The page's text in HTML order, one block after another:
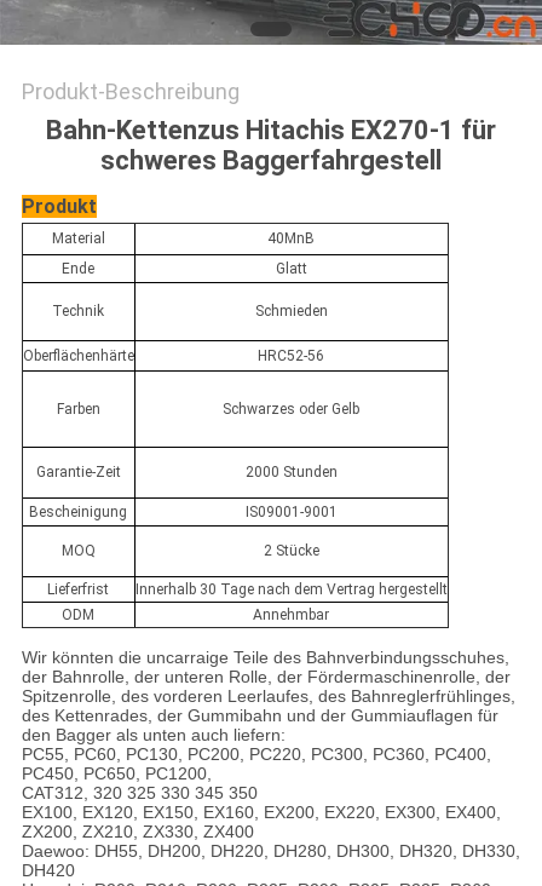
Produkt-Beschreibung
Bahn-Kettenzus Hitachis EX270-1 für
schweres Baggerfahrgestell
Produkt
Material
40MnB
Ende
Glatt
Technik Schmieden
Oberflächenhärte HRC52-56
Farben Schwarzes oder Gelb
Garantie-Zeit 2000 Stunden
Bescheinigung IS09001-9001
MOQ 2 Stücke
Lieferfrist
Innerhalb 30 Tage nach dem Vertrag hergestellt
ODM
Annehmbar
Wir könnten die uncarraige Teile des Bahnverbindungsschuhes,
der Bahnrolle, der unteren Rolle, der Fördermaschinenrolle, der
Spitzenrolle, des vorderen Leerlaufes, des Bahnreglerfrühlinges,
des Kettenrades, der Gummibahn und der Gummiauflagen für
den Bagger als unten auch liefern:
PC55, PC60, PC130, PC200, PC220, PC300, PC360, PC400,
PC450, PC650, PC1200,
CAT312, 320 325 330 345 350
EX100, EX120, EX150, EX160, EX200, EX220, EX300, EX400,
ZX200, ZX210, ZX330, ZX400
Daewoo: DH55, DH200, DH220, DH280, DH300, DH320, DH330,
DH420